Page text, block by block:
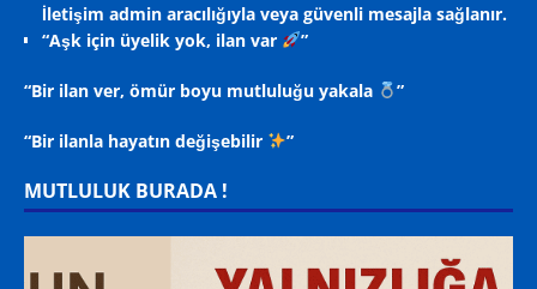
İletişim admin aracılığıyla veya güvenli mesajla sağlanır.
“Aşk için üyelik yok, ilan var
”
“Bir ilan ver, ömür boyu mutluluğu yakala ”
“Bir ilanla hayatın değişebilir ”
MUTLULUK BURADA !